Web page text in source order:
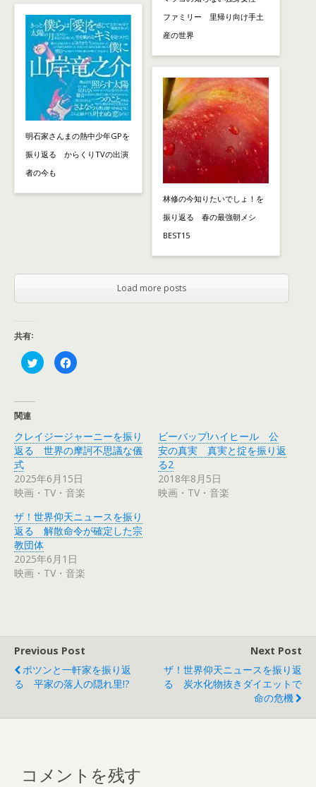
明石家さんまの熱中少年GPを
振り返る からくりTVの出演
者の今も
ファミリー 里帰り向け手土
産の世界
林修の今知りたいでしょ！を
振り返る 春の最強朝メシ
BEST15
Load more posts
共有:
ク
リ
t
t
r
共
有
(
し
い
ウ
ィ
ン
ド
ウ
で
開
F
a
共
有
す
る
は
ク
リ
ク
し
て
く
さ
い
(
新
で
開
き
ま
す
)
関連
クレイジージャーニーを振り
返る 世界の摩訶不思議な儀
式
2025年6月15日
映画・TV・音楽
ビーバップ!ハイヒール 公
安の真実 真実と掟を振り返
る2
2018年8月5日
映画・TV・音楽
ザ！世界仰天ニュースを振り
返る 解散命令が確定した宗
教団体
2025年6月1日
映画・TV・音楽
Previous Post
ポツンと一軒家を振り返
る 平家の落人の隠れ里!?
Next Post
ザ！世界仰天ニュースを振り返
る 炭水化物抜きダイエットで
命の危機
コメントを残す